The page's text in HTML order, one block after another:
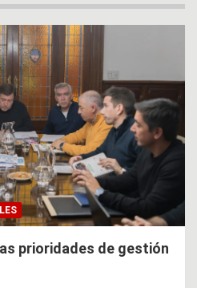
prioridades de gestión